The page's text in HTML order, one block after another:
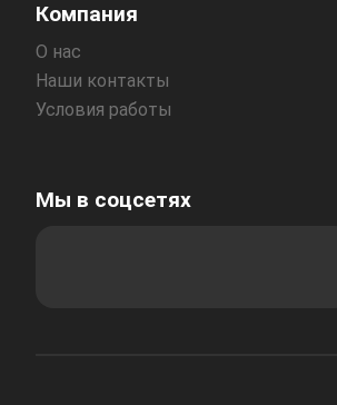
Компания
О нас
Наши контакты
Условия работы
Мы в соцсетях